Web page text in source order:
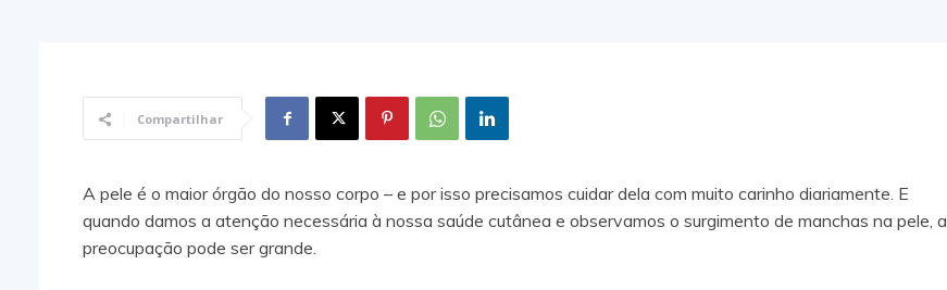
Compartilhar
A pele é o maior órgão do nosso corpo – e por isso precisamos cuidar dela com muito carinho diariamente. E
quando damos a atenção necessária à nossa saúde cutânea e observamos o surgimento de manchas na pele, a
preocupação pode ser grande.